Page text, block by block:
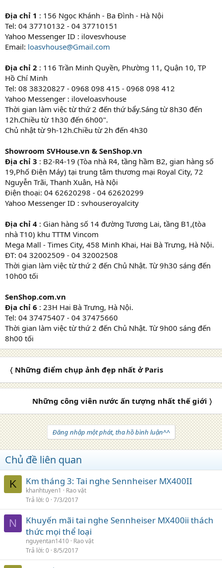
Địa chỉ 1 : 156 Ngọc Khánh - Ba Đình - Hà Nội
Tel: 04 37710132 - 04 37710151
Yahoo Messenger ID : ilovesvhouse
Email: loasvhouse@Gmail.com
Địa chỉ 2 : 116 Trần Minh Quyền, Phường 11, Quận 10, TP
Hồ Chí Minh
Tel: 08 38320827 - 0968 098 415 - 0968 098 412
Yahoo Messenger : iloveloasvhouse
Thời gian làm việc từ thứ 2 đến thứ bẩy.Sáng từ 8h30 đến
12h.Chiều từ 1h30 đến 6h00".
Chủ nhật từ 9h-12h.Chiều từ 2h đến 4h30
Showroom SVHouse.vn & SenShop.vn
Địa chỉ 3 : B2-R4-19 (Tòa nhà R4, tầng hầm B2, gian hàng số
19,Phố Điện Máy) tại trung tâm thương mại Royal City, 72
Nguyễn Trãi, Thanh Xuân, Hà Nội
Điện thoại: 04 62620298 - 04 62620299
Yahoo Messenger ID : svhouseroyalcity
Địa chỉ 4 : Gian hàng số 14 đường Tương Lai, tầng B1,(tòa
nhà T10) khu TTTM Vincom
Mega Mall - Times City, 458 Minh Khai, Hai Bà Trưng, Hà Nội.
ĐT: 04 32002509 - 04 32002508
Thời gian làm việc từ thứ 2 đến Chủ Nhật. Từ 9h30 sáng đến
10h00 tối
SenShop.com.vn
Địa chỉ 6 : 23H Hai Bà Trưng, Hà Nội.
Tel: 04 37475407 - 04 37475660
Thời gian làm việc từ thứ 2 đến Chủ Nhật. Từ 9h00 sáng đến
8h00 tối
〈 Những điểm chụp ảnh đẹp nhất ở Paris
Những công viên nước ấn tượng nhất thế giới 〉
Đăng nhập một phát, tha hồ bình luận^^
Chủ đề liên quan
K Km tháng 3: Tai nghe Sennheiser MX400II
khanhtuyen1
Rao vặt
Trả lời 0 7/3/2017
N
Khuyến mãi tai nghe Sennheiser MX400ii thách
thức mọi thể loại
nguyentan1410 Rao vặt
Trả lời 0 8/5/2017